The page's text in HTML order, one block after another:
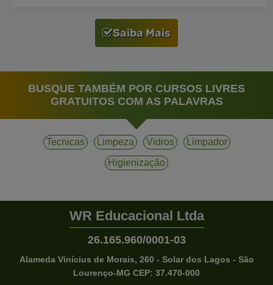
Saiba Mais
BUSQUE TAMBÉM POR CURSOS LIVRES
GRATUITOS COM AS PALAVRAS
Tecnicas Limpeza Vidros
Limpador
Higienização
WR Educacional Ltda
26.165.960/0001-03
Alameda Vinícius de Morais, 260 - Solar dos Lagos - São
Lourenço-MG CEP: 37.470-000